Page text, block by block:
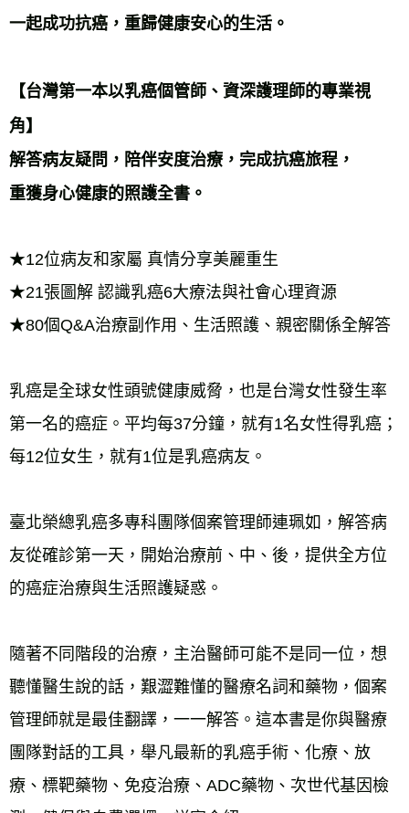
一起成功抗癌，重歸健康安心的生活。
【台灣第一本以乳癌個管師、資深護理師的專業視
角】
解答病友疑問，陪伴安度治療，完成抗癌旅程，
重獲身心健康的照護全書。
★12位病友和家屬 真情分享美麗重生
★21張圖解 認識乳癌6大療法與社會心理資源
★80個Q&A治療副作用、生活照護、親密關係全解答
乳癌是全球女性頭號健康威脅，也是台灣女性發生率
第一名的癌症。平均每37分鐘，就有1名女性得乳癌；
每12位女生，就有1位是乳癌病友。
臺北榮總乳癌多專科團隊個案管理師連珮如，解答病
友從確診第一天，開始治療前、中、後，提供全方位
的癌症治療與生活照護疑惑。
隨著不同階段的治療，主治醫師可能不是同一位，想
聽懂醫生說的話，艱澀難懂的醫療名詞和藥物，個案
管理師就是最佳翻譯，一一解答。這本書是你與醫療
團隊對話的工具，舉凡最新的乳癌手術、化療、放
療、標靶藥物、免疫治療、ADC藥物、次世代基因檢